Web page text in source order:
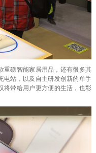
重磅智能家居用品，还有很多其
电站，以及自主研发创新的单手
将带给用户更方便的生活，也彰